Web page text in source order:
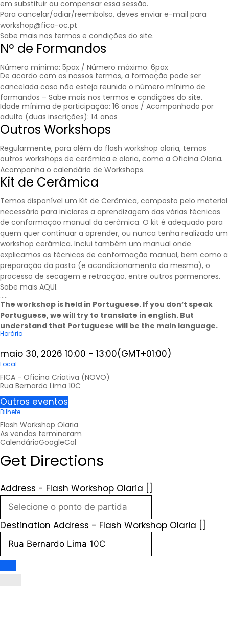
em substituir ou compensar essa sessão.
Para cancelar/adiar/reembolso, deves enviar e-mail para
workshop@fica-oc.pt
Sabe mais nos termos e condições do site.
Nº de Formandos
Número mínimo: 5pax / Número máximo: 6pax
De acordo com os nossos termos, a formação pode ser
cancelada caso não esteja reunido o número mínimo de
formandos – Sabe mais nos termos e condições do site.
Idade mínima de participação: 16 anos / Acompanhado por
adulto (duas inscrições): 14 anos
Outros Workshops
Regularmente, para além do flash workshop olaria, temos
outros workshops de cerâmica e olaria, como a Oficina Olaria.
Acompanha o calendário de Workshops.
Kit de Cerâmica
Temos disponível um Kit de Cerâmica, composto pelo material
necessário para iniciares a aprendizagem das várias técnicas
de conformação manual da cerâmica. O kit é adequado para
quem quer continuar a aprender, ou nunca tenha realizado um
workshop cerâmica. Inclui também um manual onde
explicamos as técnicas de conformação manual, bem como a
preparação da pasta (e acondicionamento da mesma), o
processo de secagem e retracção, entre outros pormenores.
Sabe mais AQUI.
…..
The workshop is held in Portuguese. If you don’t speak
Portuguese, we will try to translate in english. But
understand that Portuguese will be the main language.
Horário
maio 30, 2026 10:00 - 13:00(GMT+01:00)
Local
FICA - Oficina Criativa (NOVO)
Rua Bernardo Lima 10C
Outros eventos
Bilhete
Flash Workshop Olaria
As vendas terminaram
CalendárioGoogleCal
Get Directions
Address - Flash Workshop Olaria []
Destination Address - Flash Workshop Olaria []